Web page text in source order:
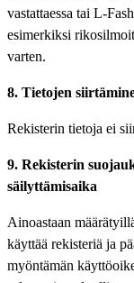
vastattaessa tai L-
esimerkiksi
varten.
8. Tietojen
Rekisterin tietoja ei
9. Rekisterin
säilyttämisaika
Ainoastaan
käyttää rekisteriä ja
myöntämän